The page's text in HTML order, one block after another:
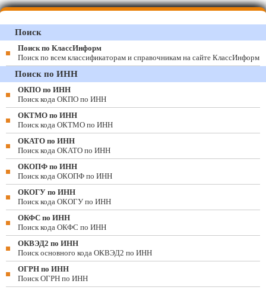
Поиск
Поиск по КлассИнформ
Поиск по всем классификаторам и справочникам на сайте КлассИнформ
Поиск по ИНН
ОКПО по ИНН
Поиск кода ОКПО по ИНН
ОКТМО по ИНН
Поиск кода ОКТМО по ИНН
ОКАТО по ИНН
Поиск кода ОКАТО по ИНН
ОКОПФ по ИНН
Поиск кода ОКОПФ по ИНН
ОКОГУ по ИНН
Поиск кода ОКОГУ по ИНН
ОКФС по ИНН
Поиск кода ОКФС по ИНН
ОКВЭД2 по ИНН
Поиск основного кода ОКВЭД2 по ИНН
ОГРН по ИНН
Поиск ОГРН по ИНН